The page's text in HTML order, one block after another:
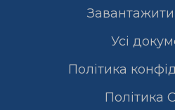
Завантажити
Усі
Політика
Полiтика